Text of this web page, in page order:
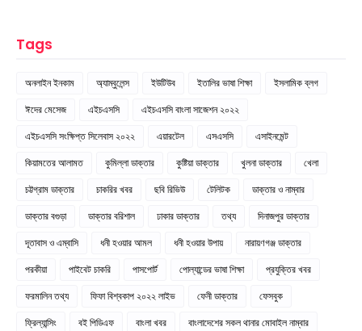
Tags
অনলাইন ইনকাম অ্যাম্বুলেন্স ইউটিউব ইতালির ভাষা শিক্ষা
ইসলামিক ব্লগ
ঈদের মেসেজ
এইচএসসি
এইচএসসি বাংলা সাজেশন ২০২২
এইচএসসি সংক্ষিপ্ত সিলেবাস ২০২২
এয়ারটেল এসএসসি
এসাইনমেন্ট
কিয়ামতের আলামত
কুমিল্লা ডাক্তার কুষ্টিয়া ডাক্তার খুলনা ডাক্তার
খেলা
চট্টগ্রাম ডাক্তার
চাকরির খবর ছবি রিভিউ টেলিটক
ডাক্তার ও নাম্বার
ডাক্তার বগুড়া
ডাক্তার বরিশাল ঢাকার ডাক্তার তথ্য
দিনাজপুর ডাক্তার
দূতাবাস ও এম্বাসি
ধনী হওয়ার আমল ধনী হওয়ার উপায়
নারায়ণগঞ্জ ডাক্তার
পরকীয়া
পাইবেট চাকরি পাসপোর্ট পোল্যান্ডের ভাষা শিক্ষা
প্রযুক্তির খবর
ফরমালিন তথ্য
ফিফা বিশ্বকাপ ২০২২ লাইভ ফেনী ডাক্তার
ফেসবুক
ফ্রিল্যান্সিং
বই পিডিএফ বাংলা খবর
বাংলাদেশের সকল থানার মোবাইল নাম্বার